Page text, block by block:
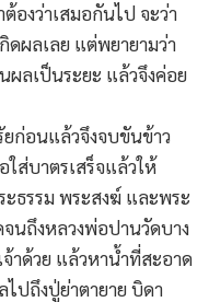
องว่าเสมอกันไป จะว่า
ผลเลย แต่พยายามว่า
ลเป็นระยะ แล้วจึงค่อย
ยก่อนแล้วจึงจบขันข้าว
ส่บาตรเสร็จแล้วให้
ธรรม พระสงฆ์ และพระ
จนถึงหลวงพ่อปานวัดบาง
าด้วย แล้วหาน้ำที่สะอาด
ปถึงปู่ย่าตายาย บิดา